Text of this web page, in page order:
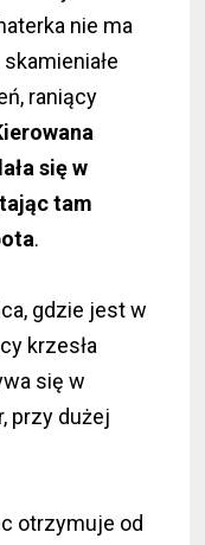
nie ma
raniący
się w
tam
.
gdzie jest w
krzesła
się w
przy dużej
otrzymuje od